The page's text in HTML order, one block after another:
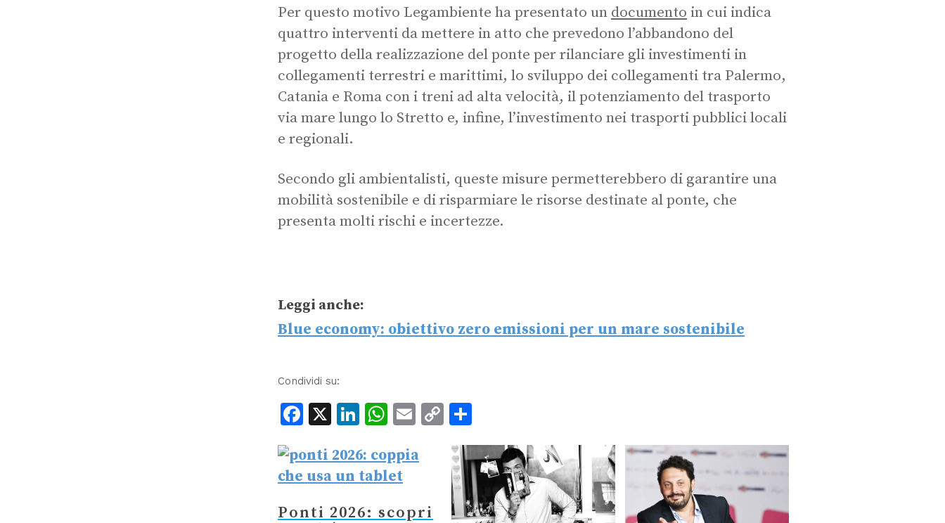
Per questo motivo Legambiente ha presentato un documento in cui indica
quattro interventi da mettere in atto che prevedono l’abbandono del
progetto della realizzazione del ponte per rilanciare gli investimenti in
collegamenti terrestri e marittimi, lo sviluppo dei collegamenti tra Palermo,
Catania e Roma con i treni ad alta velocità, il potenziamento del trasporto
via mare lungo lo Stretto e, infine, l’investimento nei trasporti pubblici locali
e regionali.
Secondo gli ambientalisti, queste misure permetterebbero di garantire una
mobilità sostenibile e di risparmiare le risorse destinate al ponte, che
presenta molti rischi e incertezze.
Leggi anche:
Blue economy: obiettivo zero emissioni per un mare sostenibile
Condividi su:
Facebook
X LinkedIn
WhatsApp
Email
Copy
Ponti 2026: scopri